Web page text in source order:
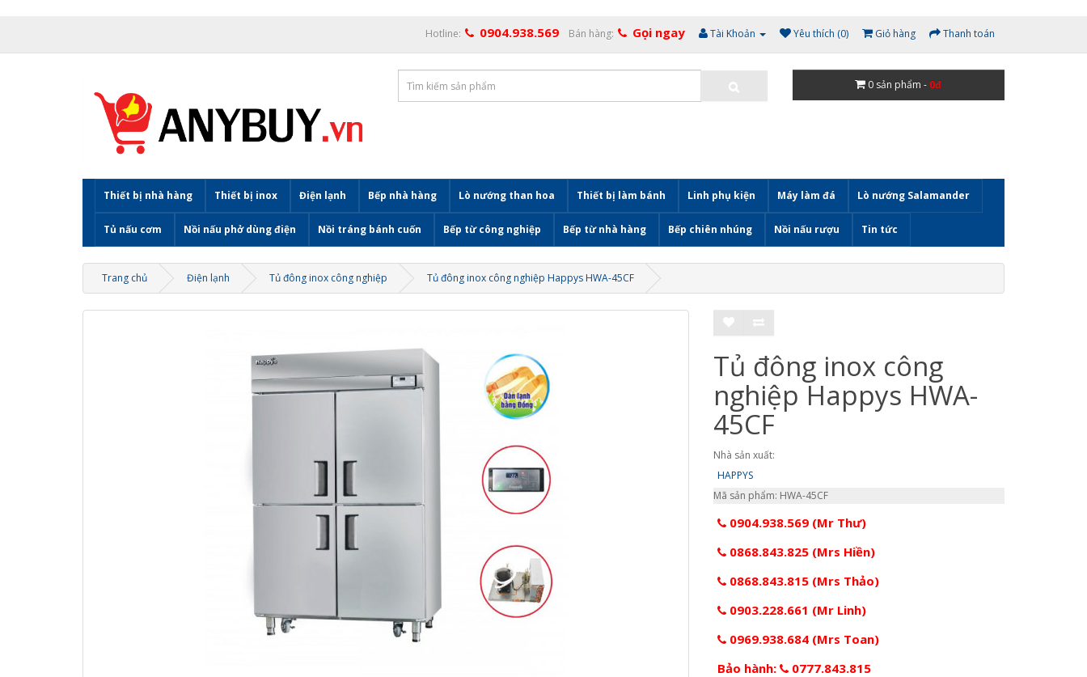
Hotline: 0904.938.569 Bán hàng: Gọi ngay Tài Khoản Yêu thích (0) Giỏ hàng Thanh toán
0 sản phẩm - 0đ
Thiết bị nhà hàng Thiết bị inox Điện lạnh Bếp nhà hàng Lò nướng than hoa Thiết bị làm bánh Linh phụ kiện Máy làm đá Lò nướng Salamander
Tủ nấu cơm Nồi nấu phở dùng điện Nồi tráng bánh cuốn Bếp từ công nghiệp Bếp từ nhà hàng Bếp chiên nhúng Nồi nấu rượu Tin tức
Trang chủ Điện lạnh Tủ đông inox công nghiệp Tủ đông inox công nghiệp Happys HWA-45CF
Tủ đông inox công
nghiệp Happys HWA-
45CF
Nhà sản xuất:
HAPPYS
Mã sản phẩm: HWA-45CF
0904.938.569 (Mr Thư)
0868.843.825 (Mrs Hiền)
0868.843.815 (Mrs Thảo)
0903.228.661 (Mr Linh)
0969.938.684 (Mrs Toan)
Bảo hành:
0777.843.815